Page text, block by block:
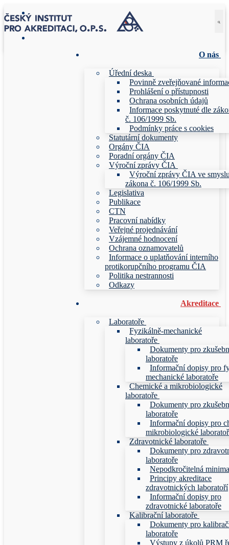
Přeskočit
na
obsah
Menu
Zavřeno
O nás
Úřední deska
Povinně zveřejňované
Prohlášení o přístupnosti
Ochrana osobních údajů
Informace poskytnuté dle
č. 106/1999 Sb.
Podmínky práce s cookies
Statutární dokumenty
Orgány ČIA
Poradní orgány ČIA
Výroční zprávy ČIA
Výroční zprávy ČIA ve
zákona č. 106/1999 Sb.
Legislativa
Publikace
CTN
Pracovní nabídky
Veřejné projednávání
Vzájemné hodnocení
Ochrana oznamovatelů
Informace o uplatňování interního
protikorupčního programu ČIA
Politika nestrannosti
Odkazy
Akreditace
Laboratoře
Fyzikálně-mechanické
laboratoře
Dokumenty pro
laboratoře
Informační dopisy pro
mechanické laboratoře
Chemické a mikrobiologické
laboratoře
Dokumenty pro
laboratoře
Informační dopisy pro
mikrobiologické
Zdravotnické laboratoře
Dokumenty pro
laboratoře
Nepodkročitelná minima
Principy akreditace
zdravotnických laboratoří
Informační dopisy pro
zdravotnické laboratoře
Kalibrační laboratoře
Dokumenty pro
laboratoře
Výstupy z úkolů PRM